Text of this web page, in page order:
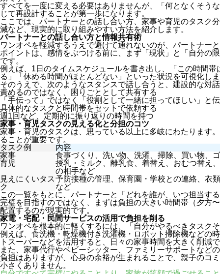
すべてを一度に変える必要はありませんが、「何となくそう
じて再設計することが第一歩になります。
ここでは、パートナーとの話し合い方、家事や育児のタスク
減など、現実的に取り組みやすい方法を紹介します。
パートナーとの話し合い方と情報共有術
ワンオペを軽減するうえで避けて通れないのが、パートナー
ポイントは、感情をぶつける前に、まず「現状」と「自分の
です。
例えば、1日のタイムスケジュールを書き出し、「この時間
る」「休める時間がほとんどない」といった状況を可視化し
そのうえで、次のようなスタンスで話し合うと、建設的な対
責めるのではなく、困りごととして共有する
「手伝って」ではなく「役割として一緒に担ってほしい」と
具体的なタスクと時間帯をセットで依頼する
週1回など、定期的に振り返りの時間を持つ
家事・育児タスクの見える化と分担のコツ
家事・育児のタスクは、思っている以上に多岐にわたります
ることが重要です。
タスク例
内容
家事
食事づくり、洗い物、洗濯、掃除、買い物、
育児
授乳・ミルク、離乳食、着替え、おむつ替え
の相手など
見えにくいタス
ク
予防接種の管理、保育園・学校との連絡、衣
など
この一覧をもとに、パートナーと「どれを誰が、いつ担当す
完璧を目指すのではなく、まずは負担の大きい時間帯（夕方
配置するのが現実的です。
家電・宅配・民間サービスの活用で負担を削る
ワンオペを根本的に軽くするには、「自分がやるべきタスク
例えば、食洗機・乾燥機付き洗濯機・ロボット掃除機などの
トスーパーなどを活用すると、日々の家事時間を大きく削減
また、家事代行やベビーシッター、ファミリーサポートなど
負担はありますが、心身の余裕が生まれることで、親子のコ
小さくありません。